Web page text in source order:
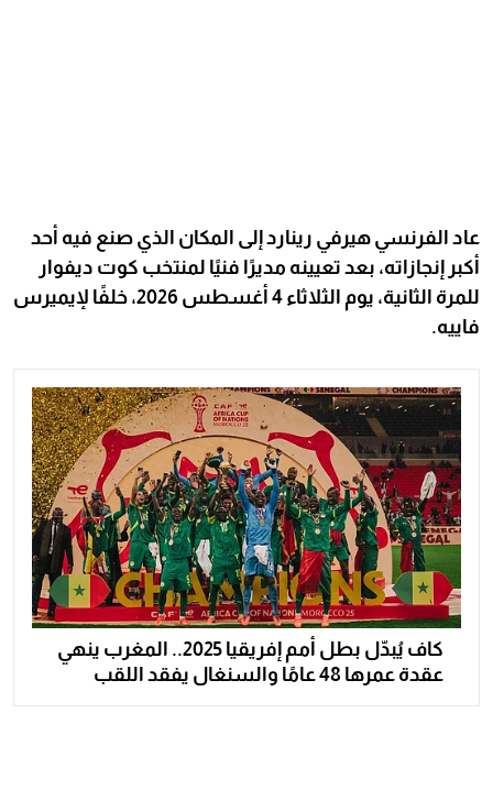
عاد الفرنسي هيرفي رينارد إلى المكان الذي صنع فيه أحد
أكبر إنجازاته، بعد تعيينه مديرًا فنيًا لمنتخب كوت ديفوار
للمرة الثانية، يوم الثلاثاء 4 أغسطس 2026، خلفًا لإيميرس
فاييه.
كاف يُبدّل بطل أمم إفريقيا 2025.. المغرب ينهي
عقدة عمرها 48 عامًا والسنغال يفقد اللقب